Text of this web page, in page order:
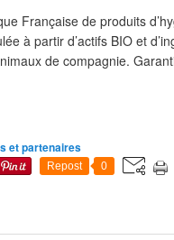
Française de produits
à partir d’actifs BIO et
de compagnie.
et partenaires
Repost 0